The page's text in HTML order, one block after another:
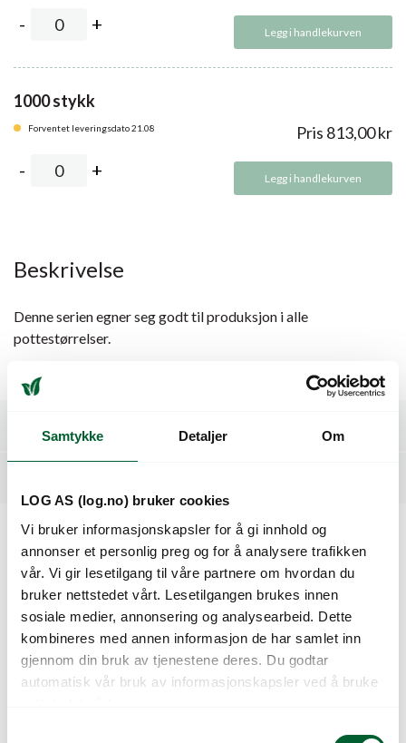
Samtykke Detaljer Om
LOG AS (log.no) bruker cookies
Vi bruker informasjonskapsler for å gi innhold og
annonser et personlig preg og for å analysere trafikken
vår. Vi gir lesetilgang til våre partnere om hvordan du
bruker nettstedet vårt. Lesetilgangen brukes innen
sosiale medier, annonsering og analysearbeid. Dette
kombineres med annen informasjon de har samlet inn
gjennom din bruk av tjenestene deres. Du godtar
automatisk vår bruk av informasjonskapsler ved å bruke
Legg i handlekurven
1000 stykk
Forventet leveringsdato 21.08 Pris 813,00kr
Legg i handlekurven
Beskrivelse
Denne serien egner seg godt til produksjon i alle
pottestørrelser.
Alle fargene skal blomstre innenfor et tidsrom på 5-7 dager.
Kunder så også på